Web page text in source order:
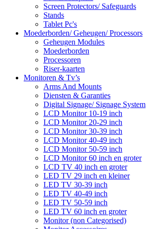
Screen Protectors/ Safeguards
Stands
Tablet Pc's
Moederborden/ Geheugen/ Processors
Geheugen Modules
Moederborden
Processoren
Riser-kaarten
Monitoren & Tv’s
Arms And Mounts
Diensten & Garanties
Digital Signage/ Signage System
LCD Monitor 10-19 inch
LCD Monitor 20-29 inch
LCD Monitor 30-39 inch
LCD Monitor 40-49 inch
LCD Monitor 50-59 inch
LCD Monitor 60 inch en groter
LCD TV 40 inch en groter
LED TV 29 inch en kleiner
LED TV 30-39 inch
LED TV 40-49 inch
LED TV 50-59 inch
LED TV 60 inch en groter
Monitor (non Categorised)